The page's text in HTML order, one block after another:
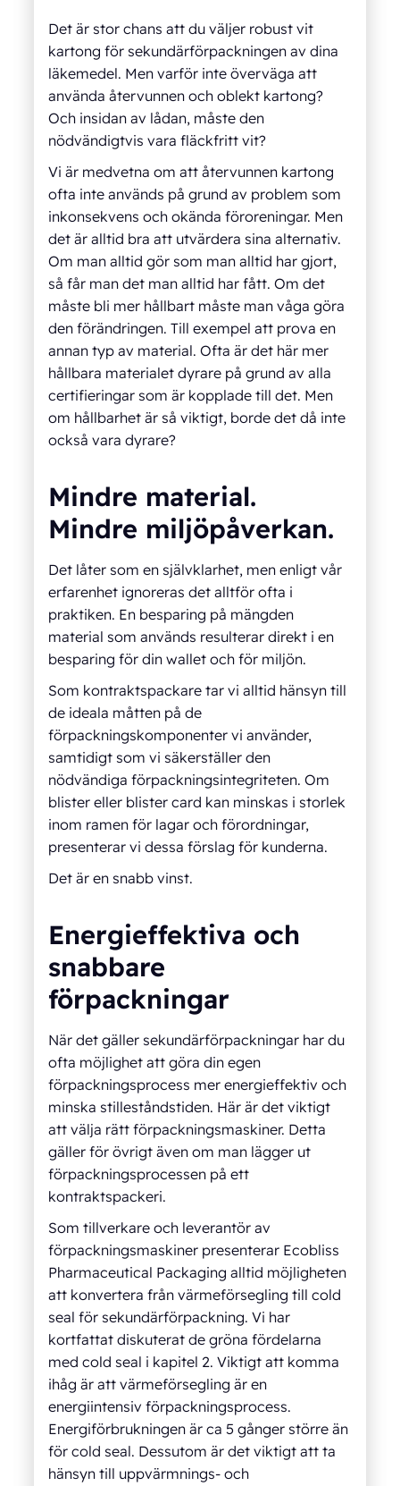
Det är stor chans att du väljer robust vit
kartong för sekundärförpackningen av dina
läkemedel. Men varför inte överväga att
använda återvunnen och oblekt kartong?
Och insidan av lådan, måste den
nödvändigtvis vara fläckfritt vit?
Vi är medvetna om att återvunnen kartong
ofta inte används på grund av problem som
inkonsekvens och okända föroreningar. Men
det är alltid bra att utvärdera sina alternativ.
Om man alltid gör som man alltid har gjort,
så får man det man alltid har fått. Om det
måste bli mer hållbart måste man våga göra
den förändringen. Till exempel att prova en
annan typ av material. Ofta är det här mer
hållbara materialet dyrare på grund av alla
certifieringar som är kopplade till det. Men
om hållbarhet är så viktigt, borde det då inte
också vara dyrare?
Mindre material.
Mindre miljöpåverkan.
Det låter som en självklarhet, men enligt vår
erfarenhet ignoreras det alltför ofta i
praktiken. En besparing på mängden
material som används resulterar direkt i en
besparing för din wallet och för miljön.
Som kontraktspackare tar vi alltid hänsyn till
de ideala måtten på de
förpackningskomponenter vi använder,
samtidigt som vi säkerställer den
nödvändiga förpackningsintegriteten. Om
blister eller blister card kan minskas i storlek
inom ramen för lagar och förordningar,
presenterar vi dessa förslag för kunderna.
Det är en snabb vinst.
Energieffektiva och
snabbare
förpackningar
När det gäller sekundärförpackningar har du
ofta möjlighet att göra din egen
förpackningsprocess mer energieffektiv och
minska stilleståndstiden. Här är det viktigt
att välja rätt förpackningsmaskiner. Detta
gäller för övrigt även om man lägger ut
förpackningsprocessen på ett
kontraktspackeri.
Som tillverkare och leverantör av
förpackningsmaskiner presenterar Ecobliss
Pharmaceutical Packaging alltid möjligheten
att konvertera från värmeförsegling till cold
seal för sekundärförpackning. Vi har
kortfattat diskuterat de gröna fördelarna
med cold seal i kapitel 2. Viktigt att komma
ihåg är att värmeförsegling är en
energiintensiv förpackningsprocess.
Energiförbrukningen är ca 5 gånger större än
för cold seal. Dessutom är det viktigt att ta
hänsyn till uppvärmnings- och